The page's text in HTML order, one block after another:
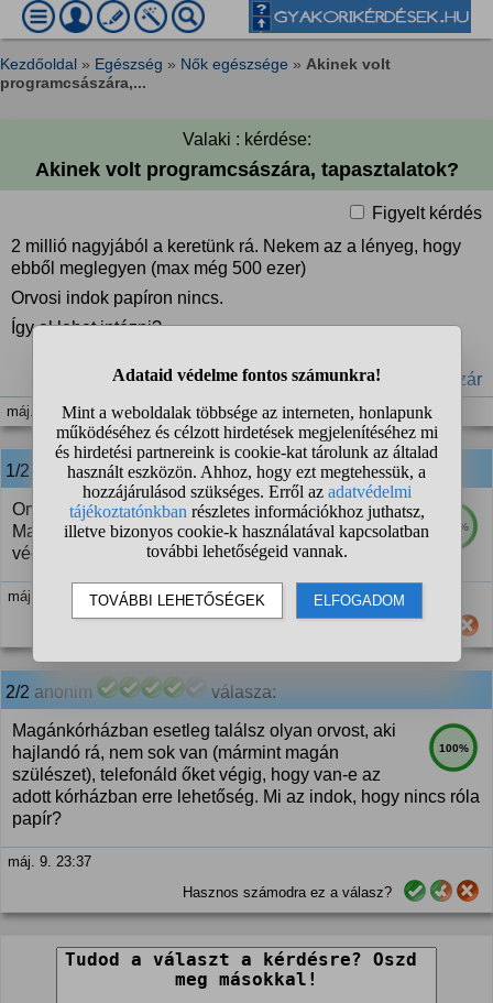
Kezdőoldal » Egészség » Nők egészsége » Akinek volt
programcsászára,...
Valaki : kérdése:
Akinek volt programcsászára, tapasztalatok?
Figyelt kérdés
2 millió nagyjából a keretünk rá. Nekem az a lényeg, hogy
ebből meglegyen (max még 500 ezer)
Orvosi indok papíron nincs.
Így el lehet intézni?
#programcsászár
máj. 8. 10:18
1/2 anonim válasza:
100%
Orvosi indok papíron nincs - felejtsd el.
Magyarországon nem fognak programcsászárt
végezni nyomós indok nélkül. Még azzal sem.
máj. 9. 10:08
2/2 anonim válasza:
100%
Magánkórházban esetleg találsz olyan orvost, aki
hajlandó rá, nem sok van (mármint magán
szülészet), telefonáld őket végig, hogy van-e az
adott kórházban erre lehetőség. Mi az indok, hogy nincs róla
papír?
máj. 9. 23:37
Hasznos számodra ez a válasz?